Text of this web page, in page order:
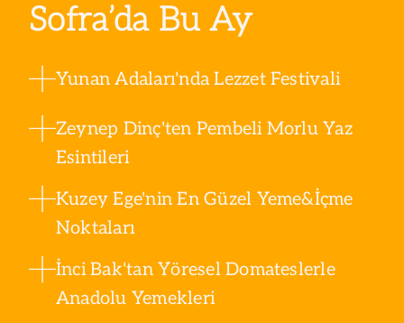
Sofra’da Bu Ay
Yunan Adaları'nda Lezzet Festivali
Zeynep Dinç'ten Pembeli Morlu Yaz
Esintileri
Kuzey Ege'nin En Güzel Yeme&İçme
Noktaları
İnci Bak'tan Yöresel Domateslerle
Anadolu Yemekleri